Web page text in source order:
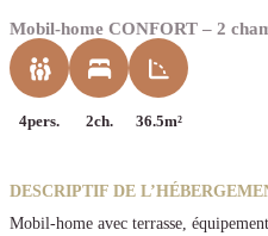
Mobil-home CONFORT – 2
4pers. 2ch. 36.5m²
DESCRIPTIF DE
Mobil-home avec terrasse,